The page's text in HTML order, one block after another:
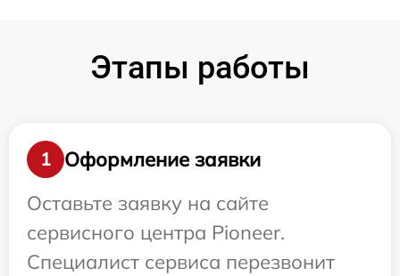
Этапы работы
1
Оформление заявки
Оставьте заявку на сайте
сервисного центра Pioneer.
Специалист сервиса перезвонит